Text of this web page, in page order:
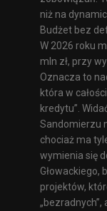
niż na
Budżet bez
W 2026 roku
mln zł, przy
Oznacza to
która w
kredytu”.
Sandomierzu
chociaż ma
wymienia się
Głowackiego,
projektów,